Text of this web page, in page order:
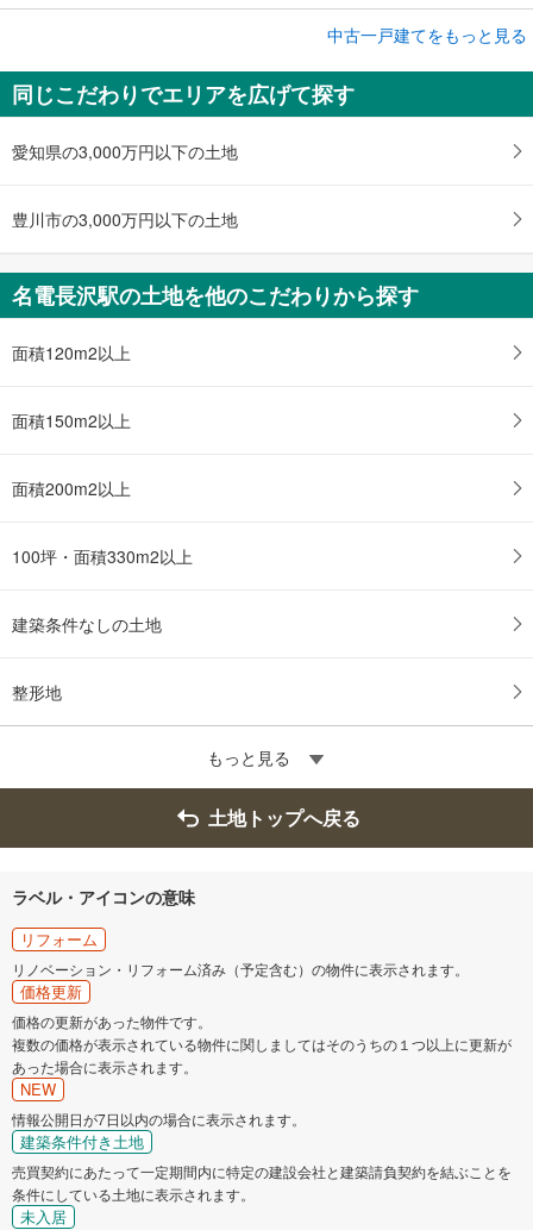
豊川市長沢町大覚
1,550万円
3LDK
土地面積 200.19m
中古一戸建てをもっと見る
同じこだわりでエリアを広げて探す
愛知県の3,000万円以下の土地
豊川市の3,000万円以下の土地
名電長沢駅の土地を他のこだわりから探す
面積120m2以上
面積150m2以上
面積200m2以上
100坪・面積330m2以上
建築条件なしの土地
整形地
もっと見る
土地トップへ戻る
ラベル・アイコンの意味
リフォーム
リノベーション・リフォーム済み（予定含む）の物件に表示されます。
価格更新
価格の更新があった物件です。
複数の価格が表示されている物件に関しましてはそのうちの１つ以上に更新が
あった場合に表示されます。
NEW
情報公開日が7日以内の場合に表示されます。
建築条件付き土地
売買契約にあたって一定期間内に特定の建設会社と建築請負契約を結ぶことを
条件にしている土地に表示されます。
未入居